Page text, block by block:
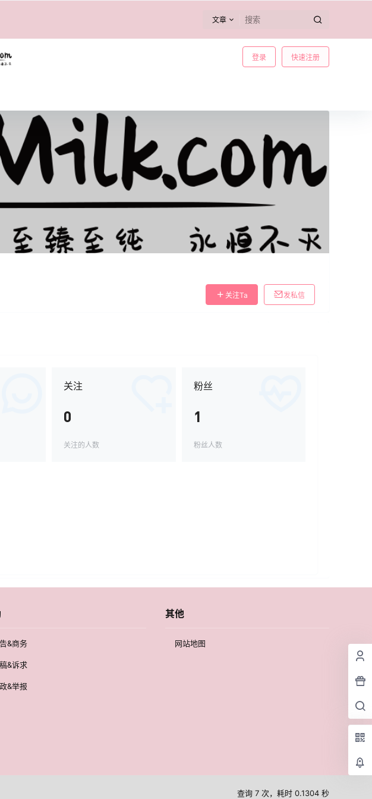
文章
登录 快速注册
关注Ta
发私信
关注
0
关注的人数
粉丝
1
粉丝人数
&商务
&诉求
&举报
其他
网站地图
查询 7 次，耗时 0.1304 秒